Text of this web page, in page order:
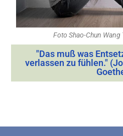
Foto Shao-Chun
"Das muß was
verlassen zu fühlen."